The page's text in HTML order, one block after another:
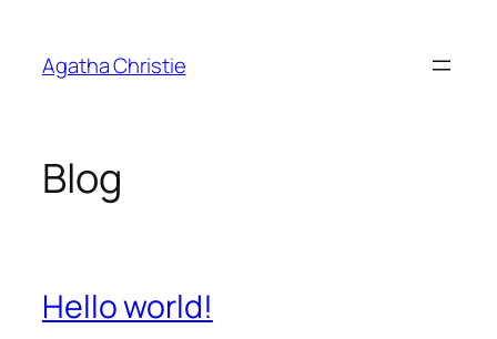
contenu
Agatha Christie
Blog
Hello world!